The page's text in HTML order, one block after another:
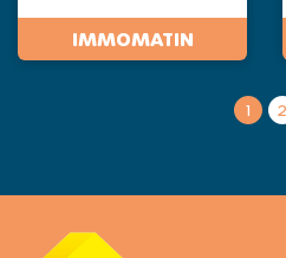
IMMOMATIN
1 2